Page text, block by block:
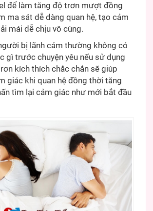
để làm tăng độ trơn mượt đồng
ma sát dễ dàng quan hệ, tạo cảm
mái dễ chịu vô cùng.
bị lãnh cảm thường không có
gì trước chuyện yêu nếu sử dụng
kích thích chắc chắn sẽ giúp
giác khi quan hệ đồng thời tăng
tìm lại cảm giác như mới bắt đầu